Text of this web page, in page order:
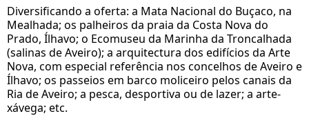
Diversificando a oferta: a Mata Nacional do Buçaco, na
Mealhada; os palheiros da praia da Costa Nova do
Prado, Ílhavo; o Ecomuseu da Marinha da Troncalhada
(salinas de Aveiro); a arquitectura dos edifícios da Arte
Nova, com especial referência nos concelhos de Aveiro e
Ílhavo; os passeios em barco moliceiro pelos canais da
Ria de Aveiro; a pesca, desportiva ou de lazer; a arte-
xávega; etc.